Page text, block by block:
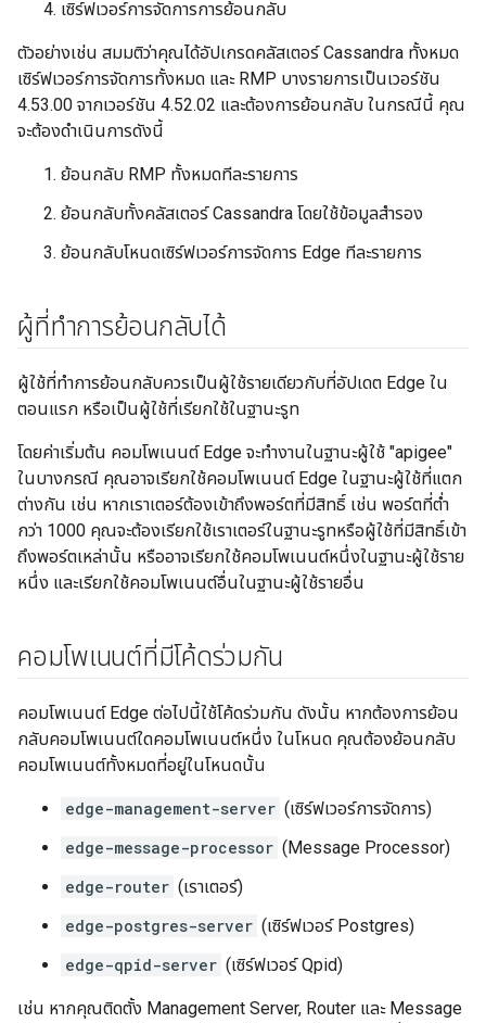
เซิร์ฟเวอร์การจัดการการย้อนกลับ
ตัวอย่างเช่น สมมติว่าคุณได้อัปเกรดคลัสเตอร์ Cassandra ทั้งหมด
เซิร์ฟเวอร์การจัดการทั้งหมด และ RMP บางรายการเป็นเวอร์ชัน
4.53.00 จากเวอร์ชัน 4.52.02 และต้องการย้อนกลับ ในกรณีนี้ คุณ
จะต้องดำเนินการดังนี้
ย้อนกลับ RMP ทั้งหมดทีละรายการ
ย้อนกลับทั้งคลัสเตอร์ Cassandra โดยใช้ข้อมูลสำรอง
ย้อนกลับโหนดเซิร์ฟเวอร์การจัดการ Edge ทีละรายการ
ผู้ที่ทำการย้อนกลับได้
ผู้ใช้ที่ทำการย้อนกลับควรเป็นผู้ใช้รายเดียวกับที่อัปเดต Edge ใน
ตอนแรก หรือเป็นผู้ใช้ที่เรียกใช้ในฐานะรูท
โดยค่าเริ่มต้น คอมโพเนนต์ Edge จะทํางานในฐานะผู้ใช้ "apigee"
ในบางกรณี คุณอาจเรียกใช้คอมโพเนนต์ Edge ในฐานะผู้ใช้ที่แตก
ต่างกัน เช่น หากเราเตอร์ต้องเข้าถึงพอร์ตที่มีสิทธิ์ เช่น พอร์ตที่ต่ำ
กว่า 1000 คุณจะต้องเรียกใช้เราเตอร์ในฐานะรูทหรือผู้ใช้ที่มีสิทธิ์เข้า
ถึงพอร์ตเหล่านั้น หรืออาจเรียกใช้คอมโพเนนต์หนึ่งในฐานะผู้ใช้ราย
หนึ่ง และเรียกใช้คอมโพเนนต์อื่นในฐานะผู้ใช้รายอื่น
คอมโพเนนต์ที่มีโค้ดร่วมกัน
คอมโพเนนต์ Edge ต่อไปนี้ใช้โค้ดร่วมกัน ดังนั้น หากต้องการย้อน
กลับคอมโพเนนต์ใดคอมโพเนนต์หนึ่ง ในโหนด คุณต้องย้อนกลับ
คอมโพเนนต์ทั้งหมดที่อยู่ในโหนดนั้น
edge-management-server (เซิร์ฟเวอร์การจัดการ)
edge-message-processor (Message Processor)
edge-router (เราเตอร์)
edge-postgres-server (เซิร์ฟเวอร์ Postgres)
edge-qpid-server (เซิร์ฟเวอร์ Qpid)
เช่น หากคุณติดตั้ง Management Server, Router และ Message